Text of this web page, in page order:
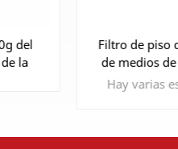
G3 /
G3 G4
sintética/
rollo